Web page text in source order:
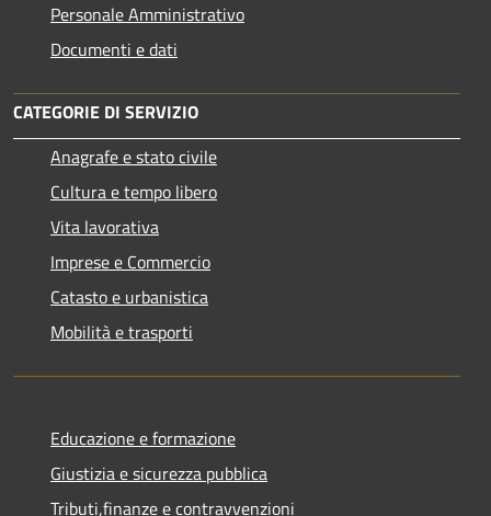
Personale Amministrativo
Documenti e dati
CATEGORIE DI SERVIZIO
Anagrafe e stato civile
Cultura e tempo libero
Vita lavorativa
Imprese e Commercio
Catasto e urbanistica
Mobilità e trasporti
Educazione e formazione
Giustizia e sicurezza pubblica
Tributi,finanze e contravvenzioni